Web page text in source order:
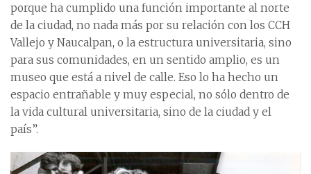
porque ha cumplido una función importante al norte
de la ciudad, no nada más por su relación con los CCH
Vallejo y Naucalpan, o la estructura universitaria, sino
para sus comunidades, en un sentido amplio, es un
museo que está a nivel de calle. Eso lo ha hecho un
espacio entrañable y muy especial, no sólo dentro de
la vida cultural universitaria, sino de la ciudad y el
país”.